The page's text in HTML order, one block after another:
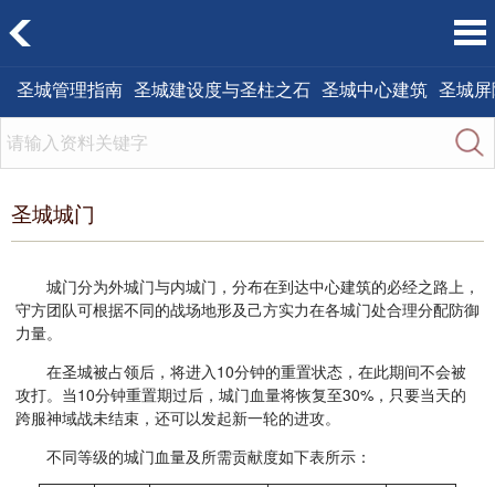
圣城管理指南 圣城建设度与圣柱之石 圣城中心建筑 圣城
圣城城门
城门分为外城门与内城门，分布在到达中心建筑的必经之路上，
守方团队可根据不同的战场地形及己方实力在各城门处合理分配防御
力量。
在圣城被占领后，将进入10分钟的重置状态，在此期间不会被
攻打。当10分钟重置期过后，城门血量将恢复至30%，只要当天的
跨服神域战未结束，还可以发起新一轮的进攻。
不同等级的城门血量及所需贡献度如下表所示：